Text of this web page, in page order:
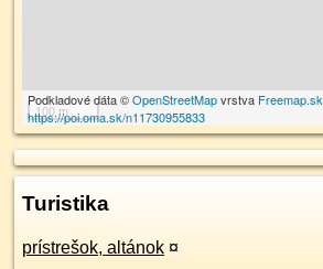
100 m
Podkladové dáta ©OpenStreetMapvrstva Freemap.sk
https://poi.oma.sk/n11730955833
Turistika
prístrešok, altánok ¤